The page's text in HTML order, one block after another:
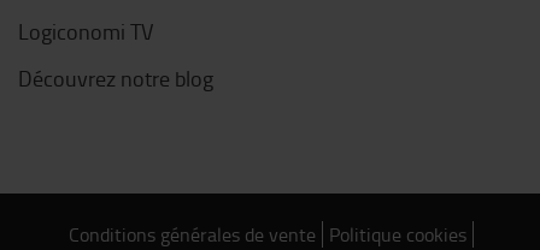
Logiconomi TV
Découvrez notre blog
Conditions générales de vente Politique cookies